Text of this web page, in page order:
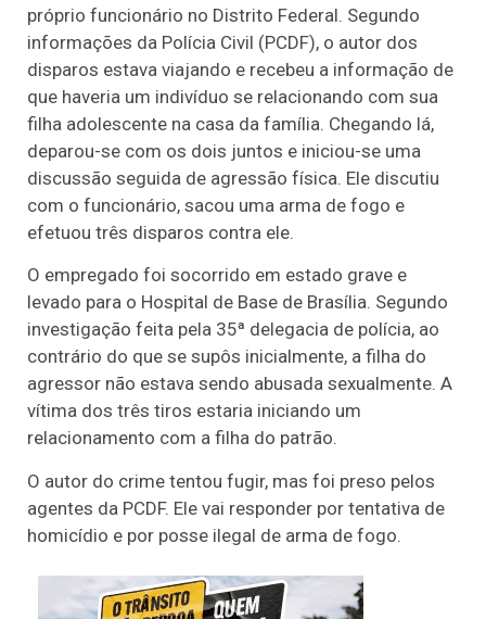
próprio funcionário no Distrito Federal. Segundo
informações da Polícia Civil (PCDF), o autor dos
disparos estava viajando e recebeu a informação de
que haveria um indivíduo se relacionando com sua
filha adolescente na casa da família. Chegando lá,
deparou-se com os dois juntos e iniciou-se uma
discussão seguida de agressão física. Ele discutiu
com o funcionário, sacou uma arma de fogo e
efetuou três disparos contra ele.
O empregado foi socorrido em estado grave e
levado para o Hospital de Base de Brasília. Segundo
investigação feita pela 35ª delegacia de polícia, ao
contrário do que se supôs inicialmente, a filha do
agressor não estava sendo abusada sexualmente. A
vítima dos três tiros estaria iniciando um
relacionamento com a filha do patrão.
O autor do crime tentou fugir, mas foi preso pelos
agentes da PCDF. Ele vai responder por tentativa de
homicídio e por posse ilegal de arma de fogo.